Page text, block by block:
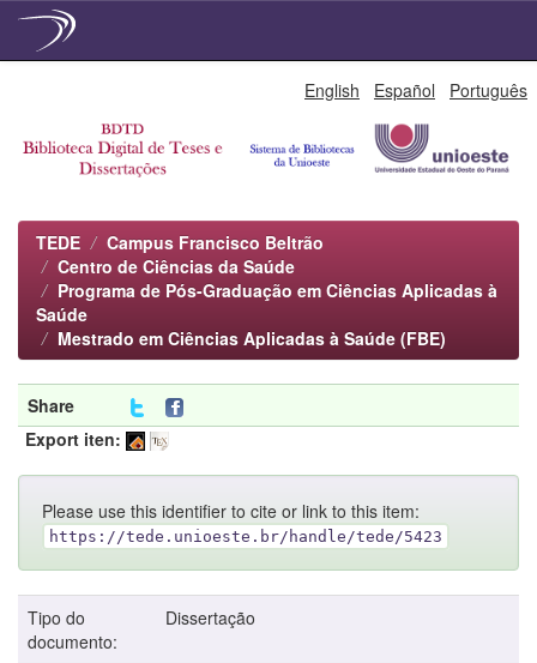
English Español Português
TEDE
Campus Francisco Beltrão
Centro de Ciências da Saúde
Programa de Pós-Graduação em Ciências Aplicadas à
Saúde
Mestrado em Ciências Aplicadas à Saúde (FBE)
Share
Export iten:
Please use this identifier to cite or link to this item:
https://tede.unioeste.br/handle/tede/5423
Tipo do
documento:
Dissertação